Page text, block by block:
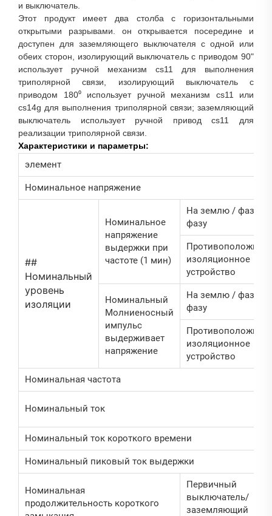
и выключатель.
Этот продукт имеет два столба с горизонтальными
открытыми разрывами. он открывается посередине и
доступен для заземляющего выключателя с одной или
обеих сторон, изолирующий выключатель с приводом 90"
использует ручной механизм cs11 для выполнения
триполярной связи, изолирующий выключатель с
приводом 180⁰ использует ручной механизм cs11 или
cs14g для выполнения триполярной связи; заземляющий
выключатель использует ручной привод cs11 для
реализации триполярной связи.
Характеристики и параметры:
элемент
Номинальное напряжение
##
Номинальный
уровень
изоляции
Номинальное
напряжение
выдержки при
частоте (1 мин)
На землю / фазу на
фазу
Противоположное
изоляционное
устройство
Номинальный
Молниеносный
импульс
выдерживает
напряжение
На землю / фазу на
фазу
Противоположное
изоляционное
устройство
Номинальная частота
Номинальный ток
Номинальный ток короткого времени
Номинальный пиковый ток выдержки
Номинальная
продолжительность короткого
Первичный
выключатель/
заземляющий